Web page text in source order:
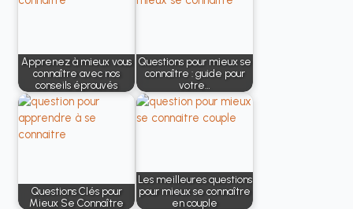
Apprenez à mieux vous
connaître avec nos
conseils éprouvés
Questions pour mieux se
connaître : guide pour
votre…
Questions Clés pour
Mieux Se Connaître
Les meilleures questions
pour mieux se connaître
en couple